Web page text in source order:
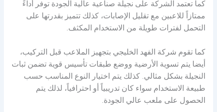
كما تعتمد الشركة على نجيلة صناعية عالية الجودة توفر أداءً
ممتازاً للاعبين مع تقليل الإصابات، كذلك تتميز بقدرتها على
التحمل لفترات طويلة من الاستخدام المكثف.
كما تقوم شركة الفهد الخليجي بتجهيز الملاعب قبل التركيب،
أيضا يتم تسوية الأرضية ووضع طبقات تأسيس قوية تضمن ثبات
النجيلة بشكل مثالي. كذلك يتم اختيار النوع المناسب حسب
طبيعة الاستخدام سواء كان تدريبياً أو احترافياً، لذلك يتم
الحصول على ملعب عالي الجودة.